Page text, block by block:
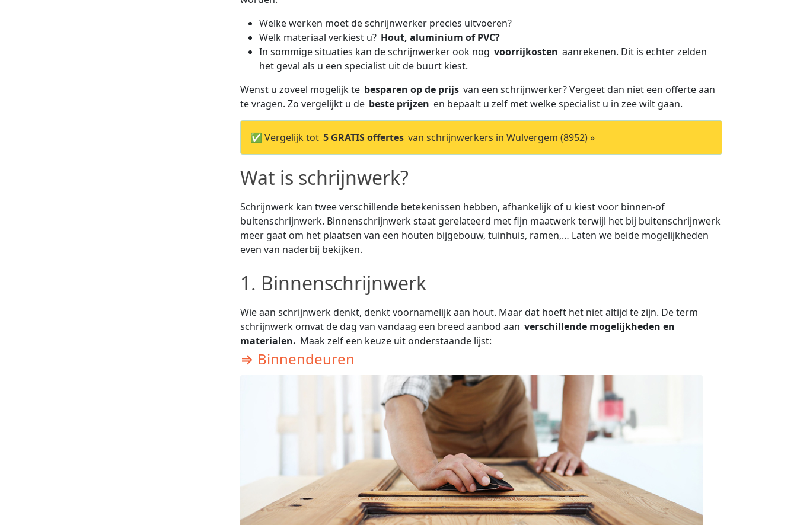
Welke werken moet de schrijnwerker precies uitvoeren?
Welk materiaal verkiest u? Hout, aluminium of PVC?
In sommige situaties kan de schrijnwerker ook nog voorrijkosten aanrekenen. Dit is echter zelden
het geval als u een specialist uit de buurt kiest.
Wenst u zoveel mogelijk te besparen op de prijs van een schrijnwerker? Vergeet dan niet een offerte aan
te vragen. Zo vergelijkt u de beste prijzen en bepaalt u zelf met welke specialist u in zee wilt gaan.
✅ Vergelijk tot 5 GRATIS offertes van schrijnwerkers in Wulvergem (8952) »
Wat is schrijnwerk?
Schrijnwerk kan twee verschillende betekenissen hebben, afhankelijk of u kiest voor binnen-of
buitenschrijnwerk. Binnenschrijnwerk staat gerelateerd met fijn maatwerk terwijl het bij buitenschrijnwerk
meer gaat om het plaatsen van een houten bijgebouw, tuinhuis, ramen,… Laten we beide mogelijkheden
even van naderbij bekijken.
1. Binnenschrijnwerk
Wie aan schrijnwerk denkt, denkt voornamelijk aan hout. Maar dat hoeft het niet altijd te zijn. De term
schrijnwerk omvat de dag van vandaag een breed aanbod aan verschillende mogelijkheden en
materialen. Maak zelf een keuze uit onderstaande lijst:
⇒ Binnendeuren